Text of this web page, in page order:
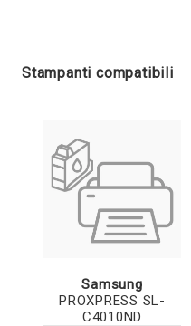
Stampanti compatibili
Samsung
PROXPRESS SL-
C4010ND